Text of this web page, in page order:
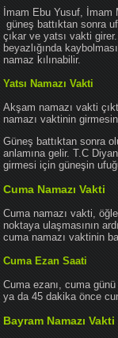
İmam Ebu Yusuf, İmam
güneş battıktan sonra
çıkar ve yatsı vakti
beyazlığında
namaz kılınabilir.
Yatsı Namazı Vakti
Akşam namazı vakti
namazı vaktinin
Güneş battıktan sonra
anlamına gelir. T.C
girmesi için güneşin
Cuma Namazı Vakti
Cuma namazı vakti,
noktaya ulaşmasının
cuma namazı vaktinin
Cuma Ezan Saati
Cuma ezanı, cuma
ya da 45 dakika önce
Bayram Namazı Vakti